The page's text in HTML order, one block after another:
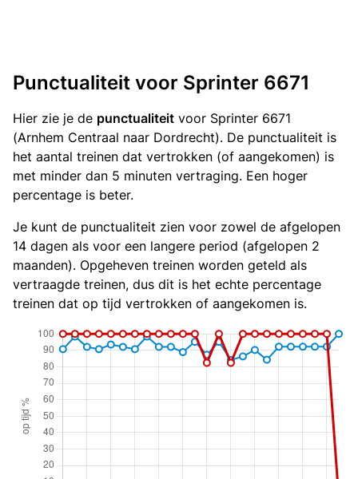
Punctualiteit voor Sprinter 6671
Hier zie je de punctualiteit voor Sprinter 6671
(Arnhem Centraal naar Dordrecht). De punctualiteit is
het aantal treinen dat vertrokken (of aangekomen) is
met minder dan 5 minuten vertraging. Een hoger
percentage is beter.
Je kunt de punctualiteit zien voor zowel de afgelopen
14 dagen als voor een langere period (afgelopen 2
maanden). Opgeheven treinen worden geteld als
vertraagde treinen, dus dit is het echte percentage
treinen dat op tijd vertrokken of aangekomen is.